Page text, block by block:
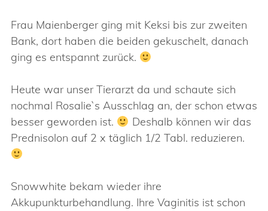
Frau Maienberger ging mit Keksi bis zur zweiten
Bank, dort haben die beiden gekuschelt, danach
ging es entspannt zurück.
Heute war unser Tierarzt da und schaute sich
nochmal Rosalie`s Ausschlag an, der schon etwas
besser geworden ist.
Deshalb können wir das
Prednisolon auf 2 x täglich 1/2 Tabl. reduzieren.
Snowwhite bekam wieder ihre
Akkupunkturbehandlung. Ihre Vaginitis ist schon